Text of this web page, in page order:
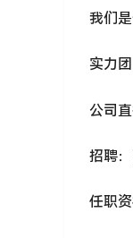
我们
实力
公司
招聘
任职